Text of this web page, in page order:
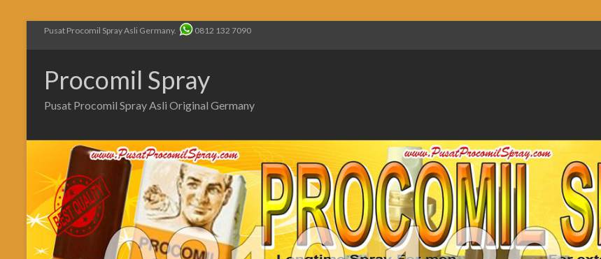
Pusat Procomil Spray Asli Germany. 0812 132 7090
Procomil Spray
Pusat Procomil Spray Asli Original Germany